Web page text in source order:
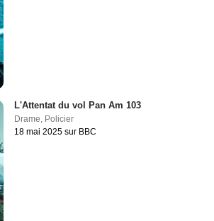
L'Attentat du vol Pan Am 103
Drame, Policier
18 mai 2025 sur BBC